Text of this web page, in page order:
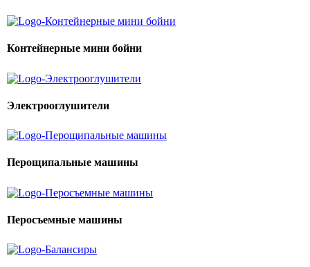
Контейнерные мини бойни
Электрооглушители
Перощипальные машины
Перосъемные машины